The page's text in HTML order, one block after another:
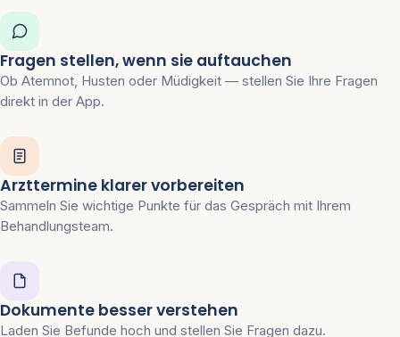
Fragen stellen, wenn sie auftauchen
Ob Atemnot, Husten oder Müdigkeit — stellen Sie Ihre Fragen
direkt in der App.
Arzttermine klarer vorbereiten
Sammeln Sie wichtige Punkte für das Gespräch mit Ihrem
Behandlungsteam.
Dokumente besser verstehen
Laden Sie Befunde hoch und stellen Sie Fragen dazu.